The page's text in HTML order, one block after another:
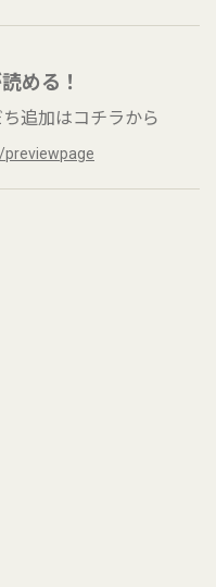
める！
追加はコチラから